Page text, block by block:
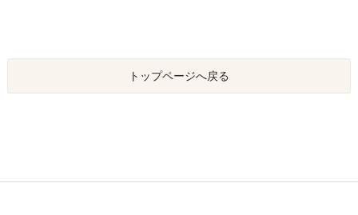
トップページへ戻る